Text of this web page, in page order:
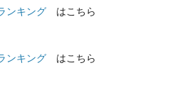
キング はこちら
キング はこちら